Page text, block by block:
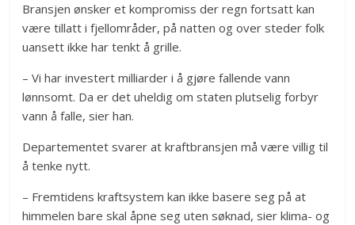
Bransjen ønsker et kompromiss der regn fortsatt kan
være tillatt i fjellområder, på natten og over steder folk
uansett ikke har tenkt å grille.
– Vi har investert milliarder i å gjøre fallende vann
lønnsomt. Da er det uheldig om staten plutselig forbyr
vann å falle, sier han.
Departementet svarer at kraftbransjen må være villig til
å tenke nytt.
– Fremtidens kraftsystem kan ikke basere seg på at
himmelen bare skal åpne seg uten søknad, sier klima- og